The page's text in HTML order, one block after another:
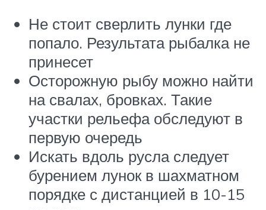
Не стоит сверлить лунки где
попало. Результата рыбалка не
принесет
Осторожную рыбу можно найти
на свалах, бровках. Такие
участки рельефа обследуют в
первую очередь
Искать вдоль русла следует
бурением лунок в шахматном
порядке с дистанцией в 10-15